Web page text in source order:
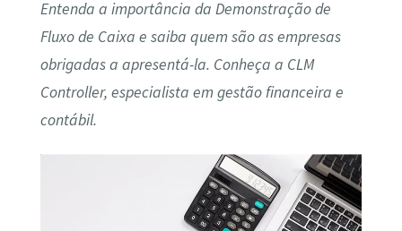
Entenda a importância da Demonstração de
Fluxo de Caixa e saiba quem são as empresas
obrigadas a apresentá-la. Conheça a CLM
Controller, especialista em gestão financeira e
contábil.